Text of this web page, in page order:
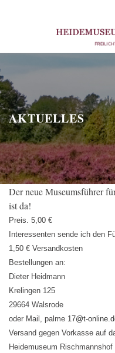
AKTUELLES
Der neue Museumsführer
ist da!
Preis. 5,00 €
Interessenten sende ich den
1,50 € Versandkosten
Bestellungen an:
Dieter Heidmann
Krelingen 125
29664 Walsrode
oder Mail, palme 17@t-
Versand gegen Vorkasse auf
Heidemuseum Rischmannshof